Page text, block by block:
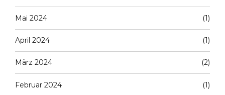
Mai 2024 (1)
April 2024 (1)
März 2024 (2)
Februar 2024 (1)